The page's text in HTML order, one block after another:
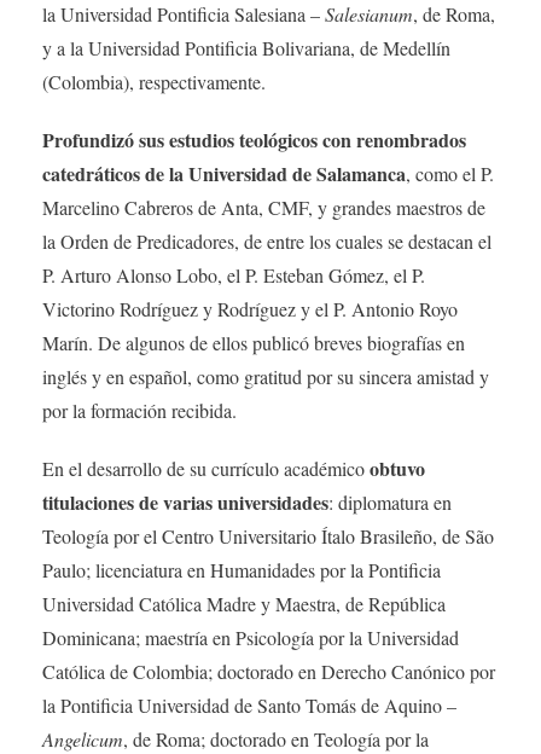
la Universidad Pontificia Salesiana –Salesianum, de Roma,
y ​a la Universidad Pontificia Bolivariana, de Medellín
(Colombia), respectivamente.
Profundizó sus estudios teológicos con renombrados
catedráticos de la Universidad de Salamanca, como el P.
Marcelino Cabreros de Anta, CMF, y grandes maestros de
la Orden de Predicadores, de entre los cuales se destacan el
P. Arturo Alonso Lobo, el P. Esteban Gómez, el P.
Victorino Rodríguez y Rodríguez y el P. Antonio Royo
Marín. De algunos de ellos publicó breves biografías en
inglés y en español, como gratitud por su sincera amistad y
por la formación recibida.
En el desarrollo de su currículo académicoobtuvo
titulaciones de varias universidades: diplomatura en
Teología por el Centro Universitario Ítalo Brasileño, de São
Paulo; licenciatura en Humanidades por la Pontificia
Universidad Católica Madre y Maestra, de República
Dominicana; maestría en Psicología por la Universidad
Católica de Colombia; doctorado en Derecho Canónico por
la Pontificia Universidad de Santo Tomás de Aquino –
Angelicum, de Roma; doctorado en Teología por la